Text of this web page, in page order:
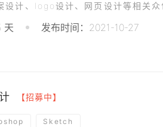
设计、logo设计、网页设计等相关众
天 发布时间：2021-10-27
【招募中】
Sketch